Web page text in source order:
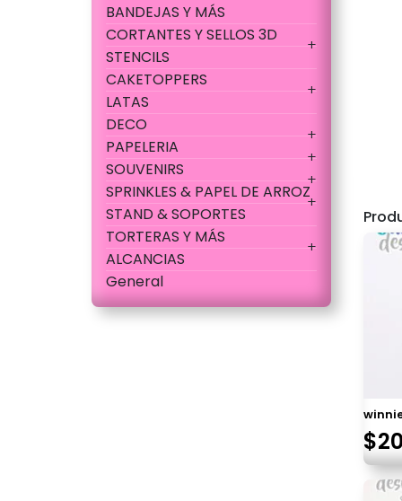
BANDEJAS Y MÁS
CORTANTES Y SELLOS 3D
STENCILS
CAKETOPPERS
LATAS
DECO
PAPELERIA
SOUVENIRS
SPRINKLES & PAPEL DE ARROZ
STAND & SOPORTES
TORTERAS Y MÁS
ALCANCIAS
General
$